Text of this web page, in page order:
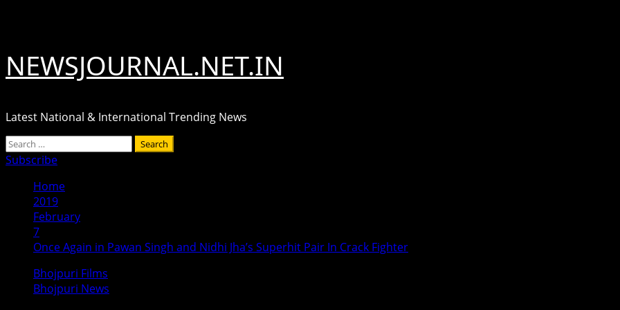
NEWSJOURNAL.NET.IN
Latest National & International Trending News
Primary
Menu
Search
for:
Subscribe
Home
2019
February
7
Once Again in Pawan Singh and Nidhi Jha’s Superhit Pair In Crack Fighter
Bhojpuri Films
Bhojpuri News